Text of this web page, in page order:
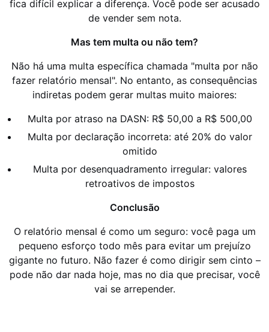
fica difícil explicar a diferença. Você pode ser acusado
de vender sem nota.
Mas tem multa ou não tem?
Não há uma multa específica chamada "multa por não
fazer relatório mensal". No entanto, as consequências
indiretas podem gerar multas muito maiores:
Multa por atraso na DASN: R$ 50,00 a R$ 500,00
Multa por declaração incorreta: até 20% do valor
omitido
Multa por desenquadramento irregular: valores
retroativos de impostos
Conclusão
O relatório mensal é como um seguro: você paga um
pequeno esforço todo mês para evitar um prejuízo
gigante no futuro. Não fazer é como dirigir sem cinto –
pode não dar nada hoje, mas no dia que precisar, você
vai se arrepender.